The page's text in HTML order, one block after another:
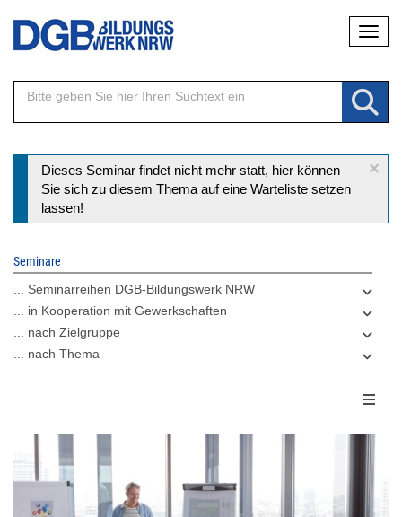
Direkt
Inhalt
×
Statusmeldung
Dieses Seminar findet nicht mehr statt, hier können
Sie sich zu diesem Thema auf eine Warteliste setzen
lassen!
Seminare
... Seminarreihen DGB-Bildungswerk NRW
... in Kooperation mit Gewerkschaften
... nach Zielgruppe
... nach Thema